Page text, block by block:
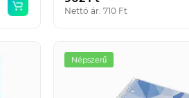
Nettó ár: 710 Ft
Népszerű